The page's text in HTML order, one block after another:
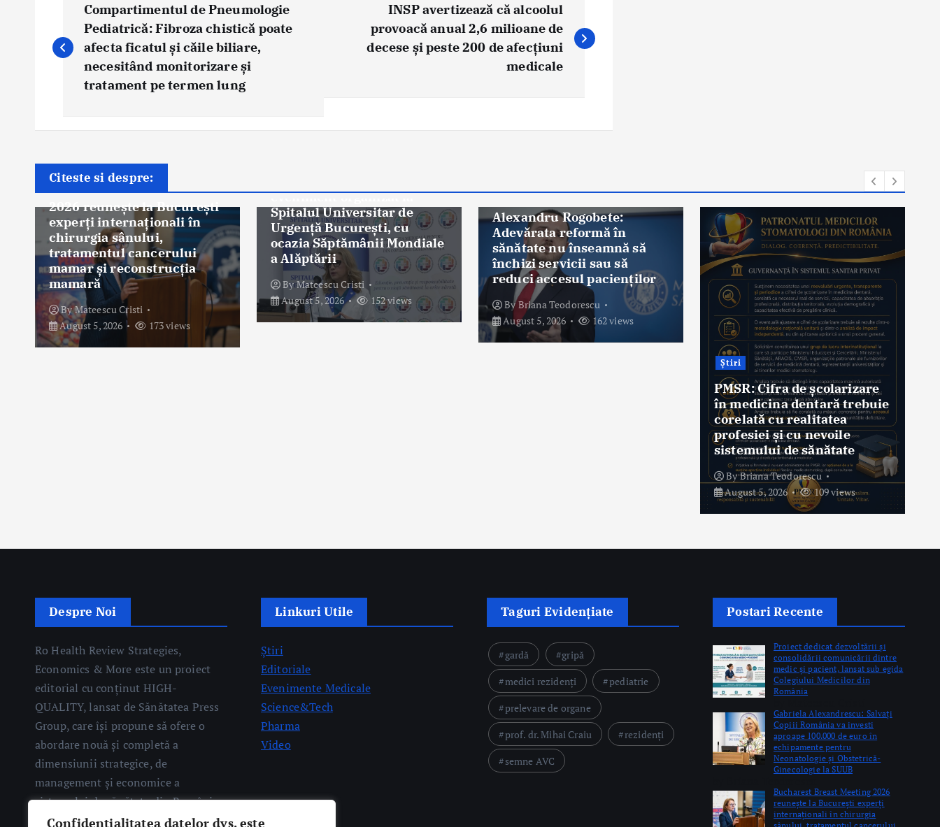
Confidențialitatea datelor dvs. este
t
i
a
t
i
o
n
Compartimentul de Pneumologie
Pediatrică: Fibroza chistică poate
afecta ficatul și căile biliare,
necesitând monitorizare și
tratament pe termen lung
INSP avertizează că alcoolul
provoacă anual 2,6 milioane de
decese și peste 200 de afecțiuni
medicale
Citeste si despre:
Știri Evenimente Medicale
Bucharest Breast Meeting
2026 reunește la București
experți internaționali în
chirurgia sânului,
tratamentul cancerului
mamar și reconstrucția
mamară
ByMateescu Cristi
August 5, 2026
173 views
eveniment organizat la
Spitalul Universitar de
Urgență București, cu
ocazia Săptămânii Mondiale
a Alăptării
ByMateescu Cristi
August 5, 2026
152 views
Știri
Alexandru Rogobete:
Adevărata reformă în
sănătate nu înseamnă să
închizi servicii sau să
reduci accesul pacienților
ByBriana Teodorescu
August 5, 2026
162 views
Știri
PMSR: Cifra de școlarizare
în medicina dentară trebuie
corelată cu realitatea
profesiei și cu nevoile
sistemului de sănătate
ByBriana Teodorescu
August 5, 2026
109 views
Despre Noi
Ro Health Review Strategies,
Economics & More este un proiect
editorial cu conținut HIGH-
QUALITY, lansat de Sănătatea Press
Group, care își propune să ofere o
abordare nouă și completă a
dimensiunii strategice, de
management și economice a
sistemului de sănătate din România.
Linkuri Utile
Știri
Editoriale
Evenimente Medicale
Science&Tech
Pharma
Video
Taguri Evidențiate
gardă
gripă
medici rezidenți
pediatrie
prelevare de organe
prof. dr. Mihai Craiu
rezidenți
semne AVC
Postari Recente
Proiect dedicat dezvoltării și
consolidării comunicării dintre
medic și pacient, lansat sub egida
Colegiului Medicilor din
România
Gabriela Alexandrescu: Salvați
Copiii România va investi
aproape 100.000 de euro în
echipamente pentru
Neonatologie și Obstetrică-
Ginecologie la SUUB
Bucharest Breast Meeting 2026
reunește la București experți
internaționali în chirurgia